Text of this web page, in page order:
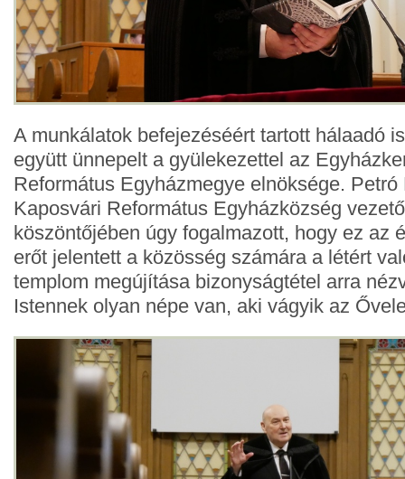
A munkálatok befejezéséért tartott hálaadó
együtt ünnepelt a gyülekezettel az
Református Egyházmegye elnöksége. Petró
Kaposvári Református Egyházközség
köszöntőjében úgy fogalmazott, hogy ez az
erőt jelentett a közösség számára a létért
templom megújítása bizonyságtétel arra
Istennek olyan népe van, aki vágyik az